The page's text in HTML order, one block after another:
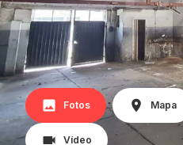
Fotos Mapa
Vídeo